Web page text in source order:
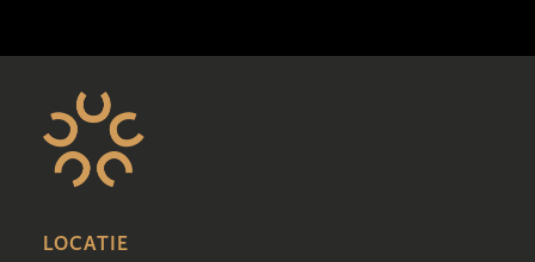
LOCATIE